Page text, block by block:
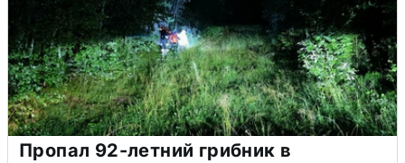
Пропал 92-летний грибник в